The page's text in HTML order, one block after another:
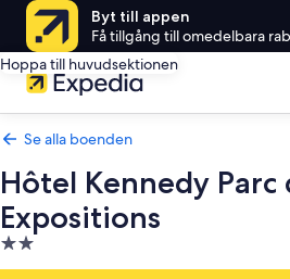
Byt till appen
Få tillgång till omedelbara
Hoppa till huvudsektionen
Se alla boenden
Hôtel Kennedy Parc
Expositions
2.0-
stjärnigt